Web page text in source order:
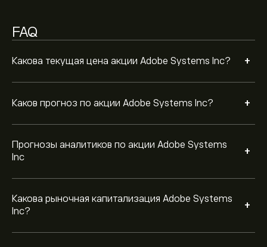
FAQ
Какова текущая цена акции Adobe Systems Inc? +
Каков прогноз по акции Adobe Systems Inc? +
Прогнозы аналитиков по акции Adobe Systems
Inc
+
Какова рыночная капитализация Adobe Systems
Inc?
+
Удержание